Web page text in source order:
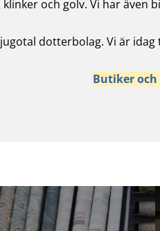
klinker och golv. Vi har även
dotterbolag. Vi är
Butiker